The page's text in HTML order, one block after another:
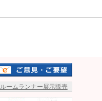
ルームランナー展示販売